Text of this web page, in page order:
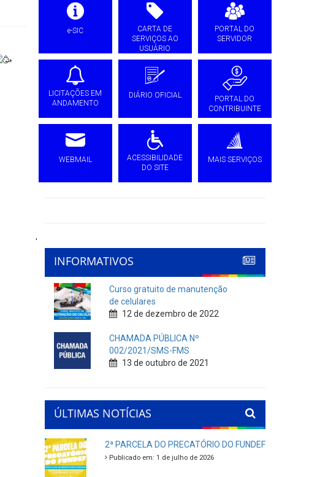
e-SIC
CARTA DE
SERVIÇOS AO
USUÁRIO
PORTAL DO
SERVIDOR
LICITAÇÕES EM
ANDAMENTO
DIÁRIO OFICIAL
PORTAL DO
CONTRIBUINTE
WEBMAIL
ACESSIBILIDADE
DO SITE
MAIS SERVIÇOS
'
INFORMATIVOS
Curso gratuito de manutenção
de celulares
12 de dezembro de 2022
CHAMADA PÚBLICA Nº
002/2021/SMS-FMS
13 de outubro de 2021
ÚLTIMAS NOTÍCIAS
2ª PARCELA DO PRECATÓRIO DO FUNDEF
Publicado em: 1 de julho de 2026